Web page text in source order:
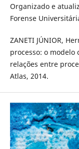
Organizado e
Forense
ZANETI JÚNIOR,
processo: o modelo
relações entre
Atlas, 2014.